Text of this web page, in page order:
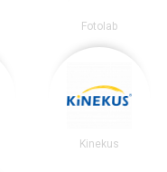
Fotolab
Kinekus